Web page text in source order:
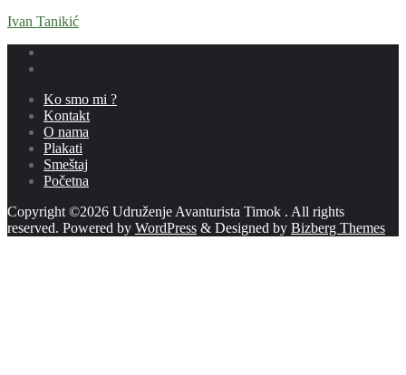
Ivan Tanikić
Ko smo mi ?
Kontakt
O nama
Plakati
Smeštaj
Početna
Copyright ©2026 Udruženje Avanturista Timok . All rights
reserved. Powered by WordPress & Designed by Bizberg Themes